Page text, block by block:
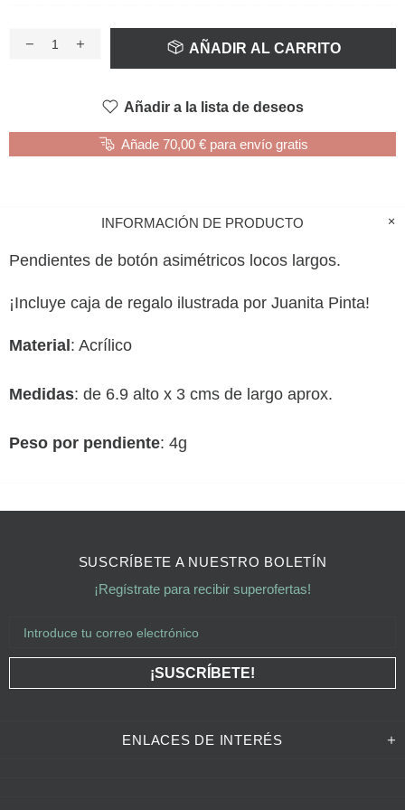
AÑADIR AL CARRITO
Añadir a la lista de deseos
Añade 70,00 € para envío gratis
INFORMACIÓN DE PRODUCTO
Pendientes de botón asimétricos locos largos.
¡Incluye caja de regalo ilustrada por Juanita Pinta!
Material : Acrílico
Medidas: de 6.9 alto x 3 cms de largo aprox.
Peso por pendiente: 4g
ENLACES DE INTERÉS
SUSCRÍBETE A NUESTRO BOLETÍN
¡Regístrate para recibir superofertas!